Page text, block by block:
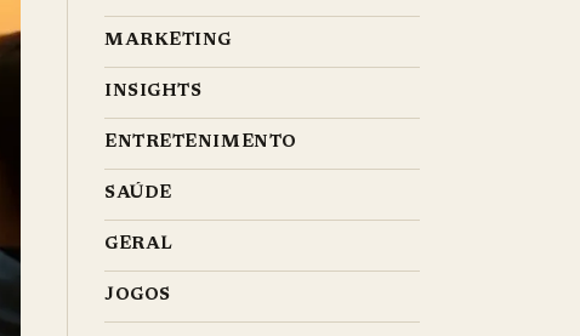
MARKETING
INSIGHTS
ENTRETENIMENTO
SAÚDE
GERAL
JOGOS